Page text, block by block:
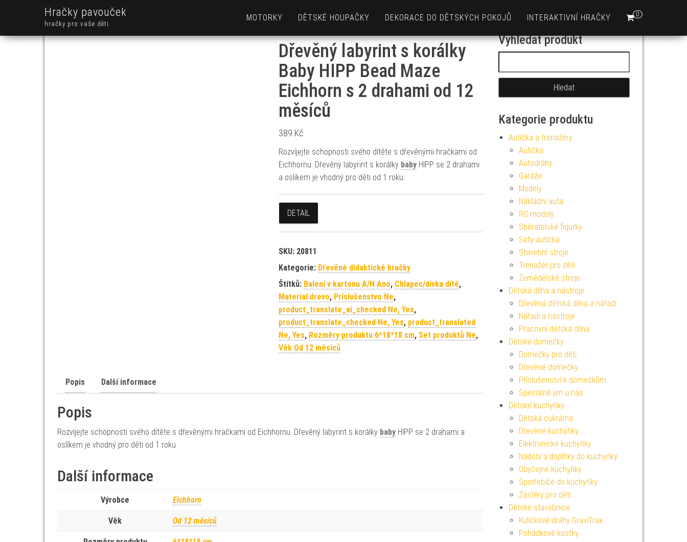
Hračky pavouček
hračky pro vaše děti
0
MOTORKY DĚTSKÉ HOUPAČKY DEKORACE DO DĚTSKÝCH POKOJŮ INTERAKTIVNÍ HRAČKY
Dřevěný labyrint s korálky
Baby HIPP Bead Maze
Eichhorn s 2 drahami od 12
měsíců
389 Kč
Rozvíjejte schopnosti svého dítěte s dřevěnými hračkami od
Eichhornu. Dřevěný labyrint s korálky babyHIPP se 2 drahami
a oslíkem je vhodný pro děti od 1 roku.
DETAIL
SKU: 20811
Kategorie: Dřevěné didaktické hračky
Štítků: Balení v kartonu A/N Ano, Chlapec/dívka dítě,
Material drevo, Príslušenstvo Ne,
product_translate_ai_checked Ne, Yes,
product_translate_checked Ne, Yes, product_translated
Ne, Yes, Rozměry produktu 6*18*18 cm, Set produktů Ne,
Věk Od 12 měsíců
Popis Další informace
Popis
Rozvíjejte schopnosti svého dítěte s dřevěnými hračkami od Eichhornu. Dřevěný labyrint s korálky baby HIPP se 2 drahami a
oslíkem je vhodný pro děti od 1 roku.
Další informace
Výrobce Eichhorn
Věk Od 12 měsíců
Vyhledat produkt
Kategorie produktu
Autíčka a trenažéry
Autíčka
Autodráhy
Garáže
Modely
Nákladní auta
RC modely
Sběratelské figurky
Sety autíčka
Stavební stroje
Trenažér pro děti
Zemědělské stroje
Dětská dílna a nástroje
Dřevěná dětská dílna a nářadí
Nářadí a nástroje
Pracovní dětská dílna
Dětské domečky
Domečky pro děti
Dřevěné domečky
Příslušenství k domečkům
Speciálně jen u nás
Dětské kuchyňky
Dětská cukrárna
Dřevěné kuchyňky
Elektronické kuchyňky
Nádobí a doplňky do kuchyňky
Obyčejné kuchyňky
Spotřebiče do kuchyňky
Zástěry pro děti
Dětské stavebnice
Kuličkové dráhy GraviTrax
Pohádkové kostky